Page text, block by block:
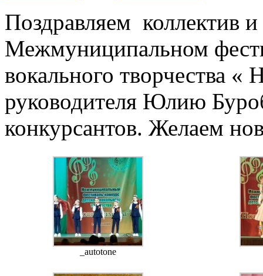
Поздравляем коллектив
Межмуниципальном
вокального творчества
руководителя Юлию
конкурсантов. Желаем
_autotone